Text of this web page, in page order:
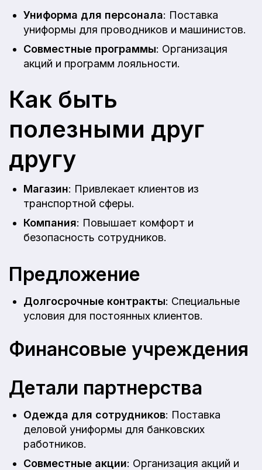
Униформа для персонала: Поставка
униформы для проводников и машинистов.
Совместные программы: Организация
акций и программ лояльности.
Как быть
полезными друг
другу
Магазин: Привлекает клиентов из
транспортной сферы.
Компания: Повышает комфорт и
безопасность сотрудников.
Предложение
Долгосрочные контракты: Специальные
условия для постоянных клиентов.
Финансовые учреждения
Детали партнерства
Одежда для сотрудников: Поставка
деловой униформы для банковских
работников.
Совместные акции: Организация акций и